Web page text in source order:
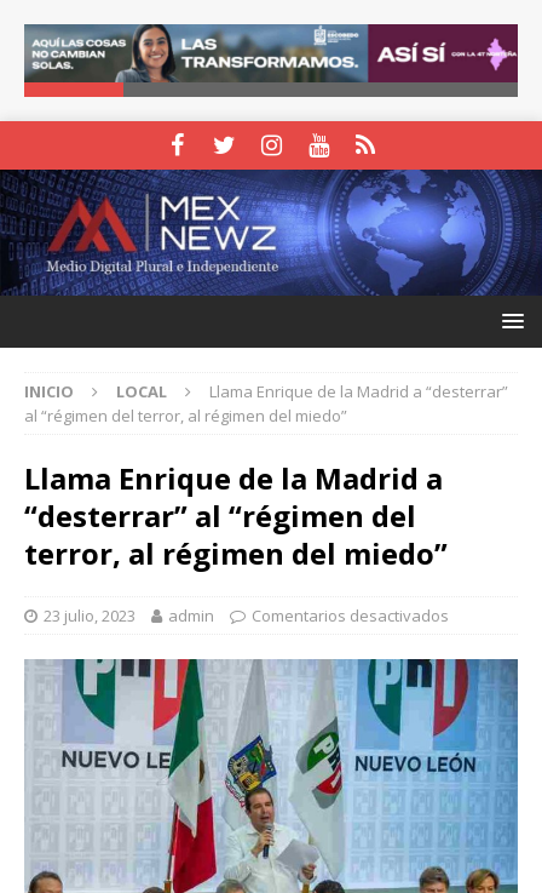
INICIO LOCAL
Llama Enrique de la Madrid a “desterrar”
al “régimen del terror, al régimen del miedo”
Llama Enrique de la Madrid a
“desterrar” al “régimen del
terror, al régimen del miedo”
23 julio, 2023 admin Comentarios desactivados